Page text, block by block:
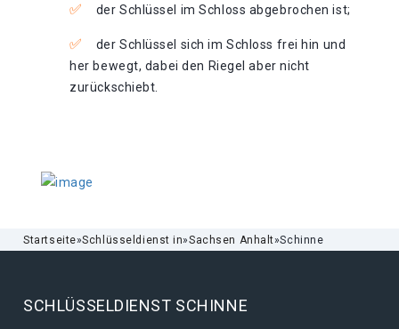
der Schlüssel im Schloss abgebrochen ist;
der Schlüssel sich im Schloss frei hin und
her bewegt, dabei den Riegel aber nicht
zurückschiebt.
Startseite»Schlüsseldienst in»Sachsen Anhalt»Schinne
SCHLÜSSELDIENST SCHINNE